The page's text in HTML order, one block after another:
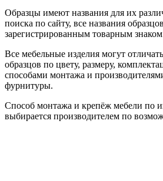
Образцы имеют названия для их
поиска по сайту, все названия
зарегистрированным товарным
Все мебельные изделия могут
образцов по цвету, размеру,
способами монтажа и
фурнитуры.
Способ монтажа и крепёж мебели по
выбирается производителем по